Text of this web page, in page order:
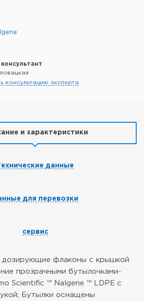
консультацию эксперта
и характеристики
данные
для перевозки
сервис
дозирующие флаконы с крышкой
прозрачными бутылочками-
Scientific ™ Nalgene ™ LDPE с
Бутылки оснащены